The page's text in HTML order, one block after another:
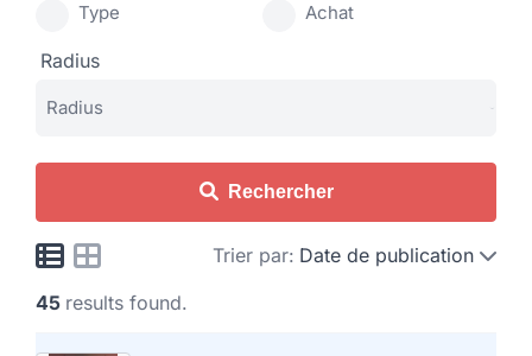
Type Achat
Radius
Rechercher
Trier par: Date de publication
45 results found.